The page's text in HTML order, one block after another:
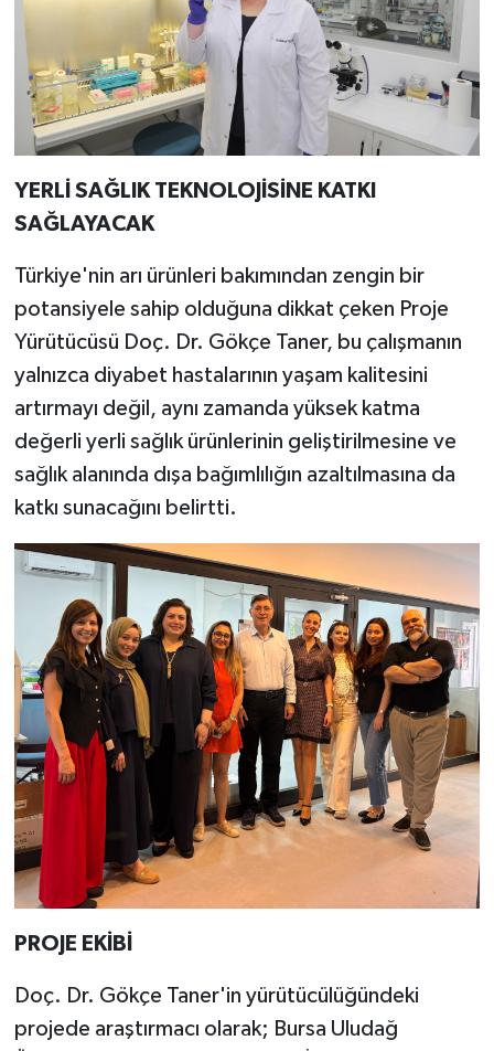
YERLİ SAĞLIK TEKNOLOJİSİNE KATKI
SAĞLAYACAK
Türkiye'nin arı ürünleri bakımından zengin bir
potansiyele sahip olduğuna dikkat çeken Proje
Yürütücüsü Doç. Dr. Gökçe Taner, bu çalışmanın
yalnızca diyabet hastalarının yaşam kalitesini
artırmayı değil, aynı zamanda yüksek katma
değerli yerli sağlık ürünlerinin geliştirilmesine ve
sağlık alanında dışa bağımlılığın azaltılmasına da
katkı sunacağını belirtti.
PROJE EKİBİ
Doç. Dr. Gökçe Taner'in yürütücülüğündeki
projede araştırmacı olarak; Bursa Uludağ